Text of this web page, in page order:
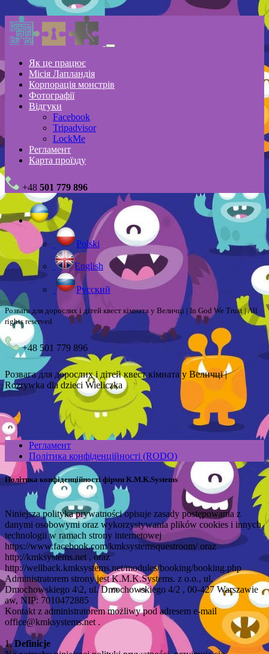
Як це працює
Місія Лапландія
Корпорація монстрів
Фотографії
Відгуки
Facebook
Tripadvisor
LockMe
Регламент
Карта проїзду
+48 501 779 896
Polski
English
Русский
Розвага для дорослих і дітей квест кімната у Величці | In God We Trust | All
rights reserved
+48 501 779 896
Розвага для дорослих і дітей квест кімната у Величці |
Rozrywka dla dzieci Wieliczka
Регламент
Політика конфіденційності (RODO)
Політика конфіденційності фірми K.M.K.Systems
Niniejsza polityka prywatności opisuje zasady postępowania z
danymi osobowymi oraz wykorzystywania plików cookies i innych
technologii w ramach strony internetowej
https://www.facebook.com/kmksystemsquestroom/ oraz
http://kmksystems.net , oraz
http://wellback.kmksystems.net/modules/booking/booking.php
Administratorem strony jest K.M.K.Systems. z o.o., ul.
Dmochowskiego 4\2, ul. Dmochowskiego 4/2 , 00-427 Warszawie
aw, NIP: 7010472885
Kontakt z administratorem możliwy pod adresem e-mail
office@kmksystems.net .
1.Definicje